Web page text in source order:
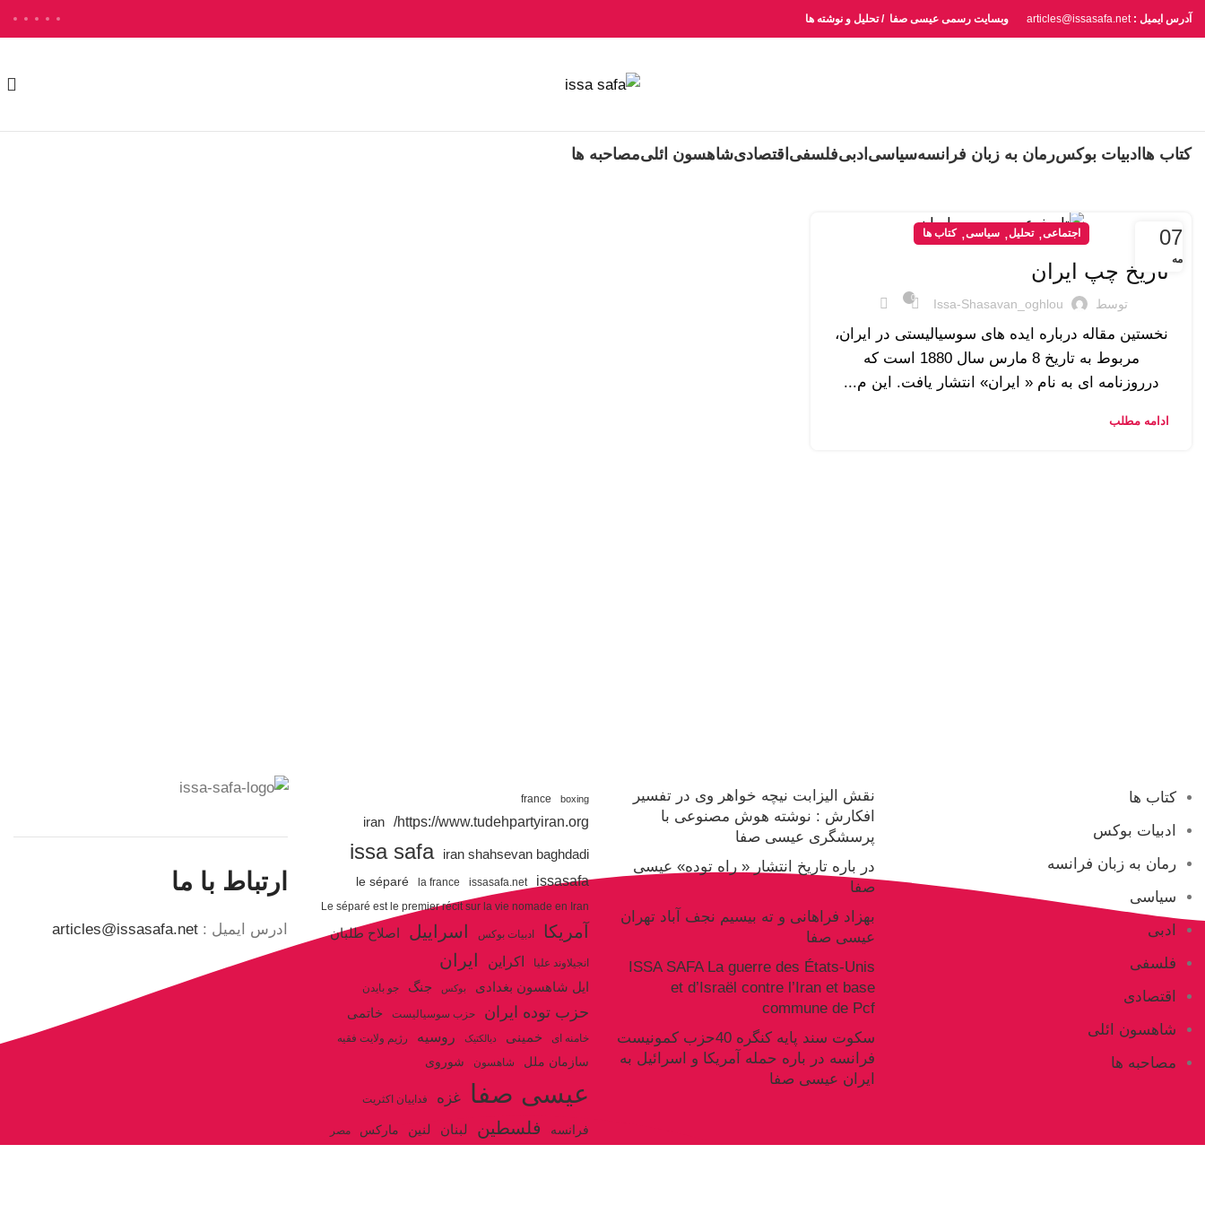
آدرس ایمیل : articles@issasafa.net وبسایت رسمی عیسی صفا / تحلیل و نوشته ها
کتاب ها ادبیات بوکسرمان به زبان فرانسهسیاسی ادبیفلسفی اقتصادیشاهسون ائلیمصاحبه ها
07
مه
اجتماعی,تحلیل,سیاسی,کتاب ها
تاریخ چپ ایران
توسط Issa-Shasavan_oghlou
0
نخستین مقاله درباره ایده های سوسیالیستی در ایران،
مربوط به تاریخ 8 مارس سال 1880 است که
درروزنامه ای به نام « ایران» انتشار یافت. این م...
ادامه مطلب
کتاب ها
ادبیات بوکس
رمان به زبان فرانسه
سیاسی
ادبی
فلسفی
اقتصادی
شاهسون ائلی
مصاحبه ها
نقش الیزابت نیچه خواهر وی در تفسیر
افکارش : نوشته هوش مصنوعی با
پرسشگری عیسی صفا
در باره تاریخ انتشار « راه توده» عیسی
صفا
بهزاد فراهانی و ته بیسیم نجف آباد تهران
عیسی صفا
ISSA SAFA La guerre des États-Unis
et d’Israël contre l’Iran et base
commune de Pcf
سکوت سند پایه کنگره 40حزب کمونیست
فرانسه در باره حمله آمریکا و اسرائیل به
ایران عیسی صفا
boxing
france
https://www.tudehpartyiran.org/
iran
iran shahsevan baghdadi
issa safa
issasafa
issasafa.net
la france
le séparé
Le séparé est le premier récit sur la vie nomade en Iran
آمریکا ادبیات بوکس اسراییل اصلاح طلبان
انجیلاوند علیا اکراین ایران
ایل شاهسون بغدادی بوکس جنگ جو بایدن
حزب توده ایران حزب سوسیالیست خاتمی
خامنه ای خمینی دیالکتیک روسیه رژیم ولایت فقیه
سازمان ملل شاهسون شوروی
عیسی صفا غزه فداییان اکثریت
فرانسه فلسطین لبنان لنین مارکس
مصر
ارتباط با ما
ادرس ایمیل : articles@issasafa.net